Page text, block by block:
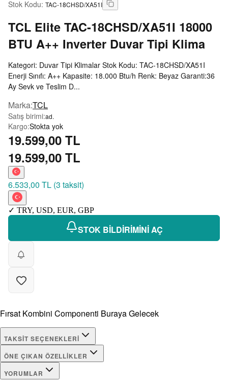
Stok Kodu: TAC-18CHSD/XA51I
TCL Elite TAC-18CHSD/XA51I 18000
BTU A++ Inverter Duvar Tipi Klima
Kategori: Duvar Tipi Klimalar Stok Kodu: TAC-18CHSD/XA51I
Enerji Sınıfı: A++ Kapasite: 18.000 Btu/h Renk: Beyaz Garanti:36
Ay Sevk ve Teslim D...
Marka:TCL
Satış birimi:ad.
Kargo:Stokta yok
19.599,00 TL
19.599,00 TL
6.533,00 TL (3 taksit)
✓ TRY, USD, EUR, GBP
STOK BİLDİRİMİNİ AÇ
Fırsat Kombini Componenti Buraya Gelecek
TAKSIT SEÇENEKLERI
ÖNE ÇIKAN ÖZELLIKLER
YORUMLAR